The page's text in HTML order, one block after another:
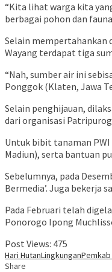
“Kita lihat warga kita
berbagai pohon dan
Selain mempertahankan
Wayang terdapat tiga
“Nah, sumber air ini
Ponggok (Klaten, Jawa
Selain penghijauan,
dari organisasi
Untuk bibit tanaman
Madiun), serta bantuan
Sebelumnya, pada
Bermedia’. Juga bekerja
Pada Februari telah
Ponorogo Ipong
Post Views: 475
Hari HutanLingkungan
Share